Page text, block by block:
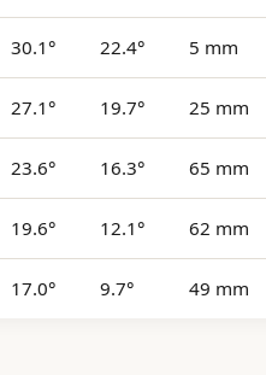
30.1° 22.4° 5 mm
27.1° 19.7° 25 mm
23.6° 16.3° 65 mm
19.6° 12.1° 62 mm
17.0° 9.7° 49 mm